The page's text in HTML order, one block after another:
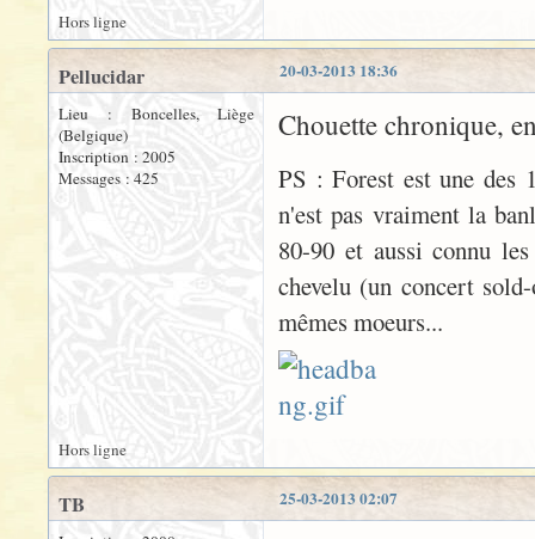
Hors ligne
20-03-2013 18:36
Pellucidar
Lieu : Boncelles, Liège
(Belgique)
Inscription : 2005
Messages : 425
Chouette chronique,
PS : Forest est une des
n'est pas vraiment la
80-90 et aussi connu
chevelu (un concert
mêmes moeurs...
Hors ligne
25-03-2013 02:07
TB